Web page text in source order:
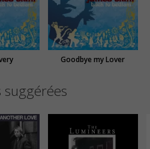
Goodbye my Lover
suggérées